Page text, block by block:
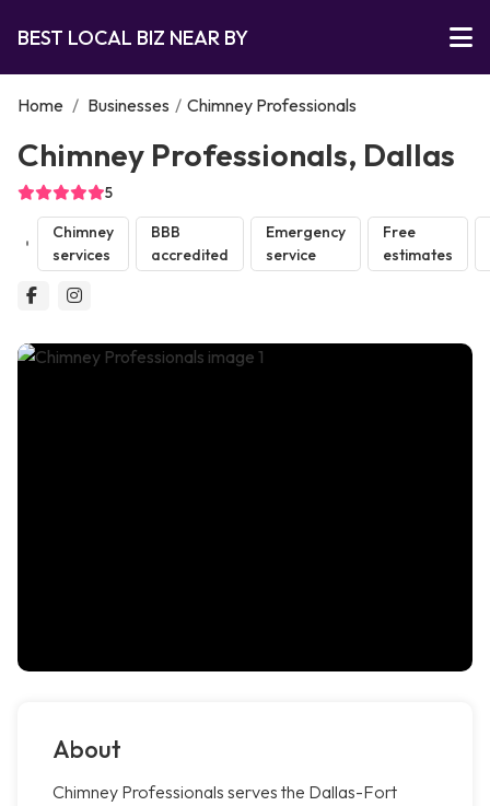
BEST LOCAL BIZ NEAR BY
Home / Businesses / Chimney Professionals
Chimney Professionals, Dallas
5
Chimney
services
BBB
accredited
Emergency
service
Free
estimates
About
Chimney Professionals serves the Dallas-Fort